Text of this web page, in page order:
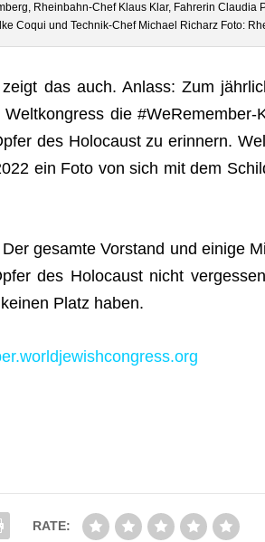
Rhein­bahn-Chef Klaus Klar, Fah­re­rin Clau­dia
Coqui und Tech­nik-Chef Michael Rich­arz Foto:
das auch. Anlass: Zum
die #WeRe­mem­ber-
des Holo­caust zu erin­nern.
ein Foto von sich mit dem
gesamte Vor­stand und einige
des Holo­caust nicht
Platz haben.
RATE: